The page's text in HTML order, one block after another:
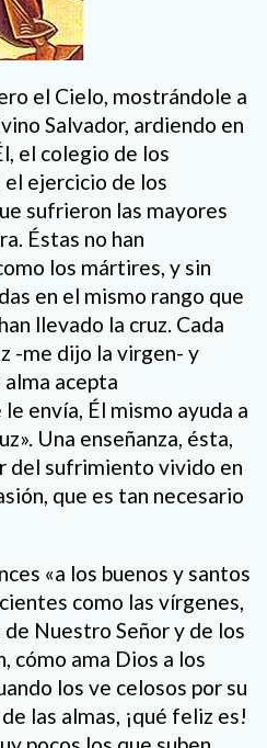
el Cielo, mostrándole a
Salvador, ardiendo en
el colegio de los
ejercicio de los
sufrieron las mayores
Éstas no han
los mártires, y sin
en el mismo rango que
llevado la cruz. Cada
-me dijo la virgen- y
alma acepta
envía, Él mismo ayuda a
Una enseñanza, ésta,
del sufrimiento vivido en
que es tan necesario
«a los buenos y santos
como las vírgenes,
Nuestro Señor y de los
cómo ama Dios a los
los ve celosos por su
las almas, ¡qué feliz es!